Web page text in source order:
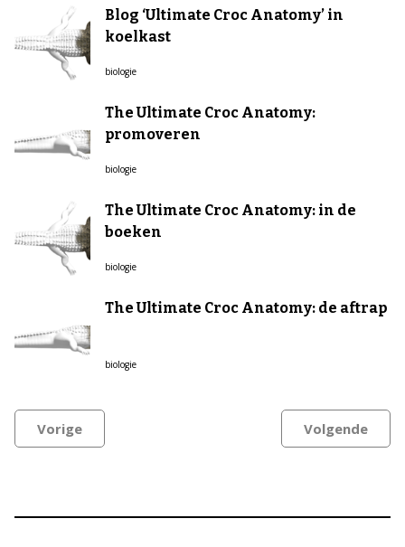
Blog ‘Ultimate Croc Anatomy’ in
koelkast
biologie
The Ultimate Croc Anatomy:
promoveren
biologie
The Ultimate Croc Anatomy: in de
boeken
biologie
The Ultimate Croc Anatomy: de aftrap
biologie
Vorige Volgende